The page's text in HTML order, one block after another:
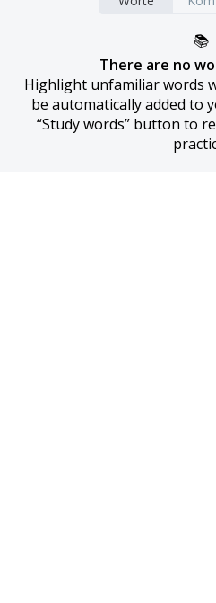
📚
There are no
Highlight unfamiliar words
be automatically added to
“Study words” button to